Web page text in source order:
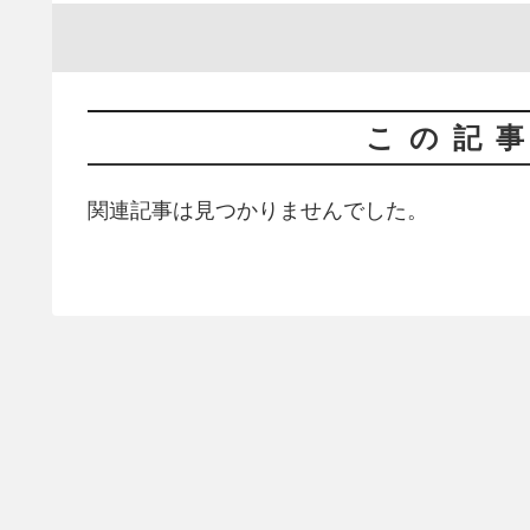
この記
関連記事は見つかりませんでした。